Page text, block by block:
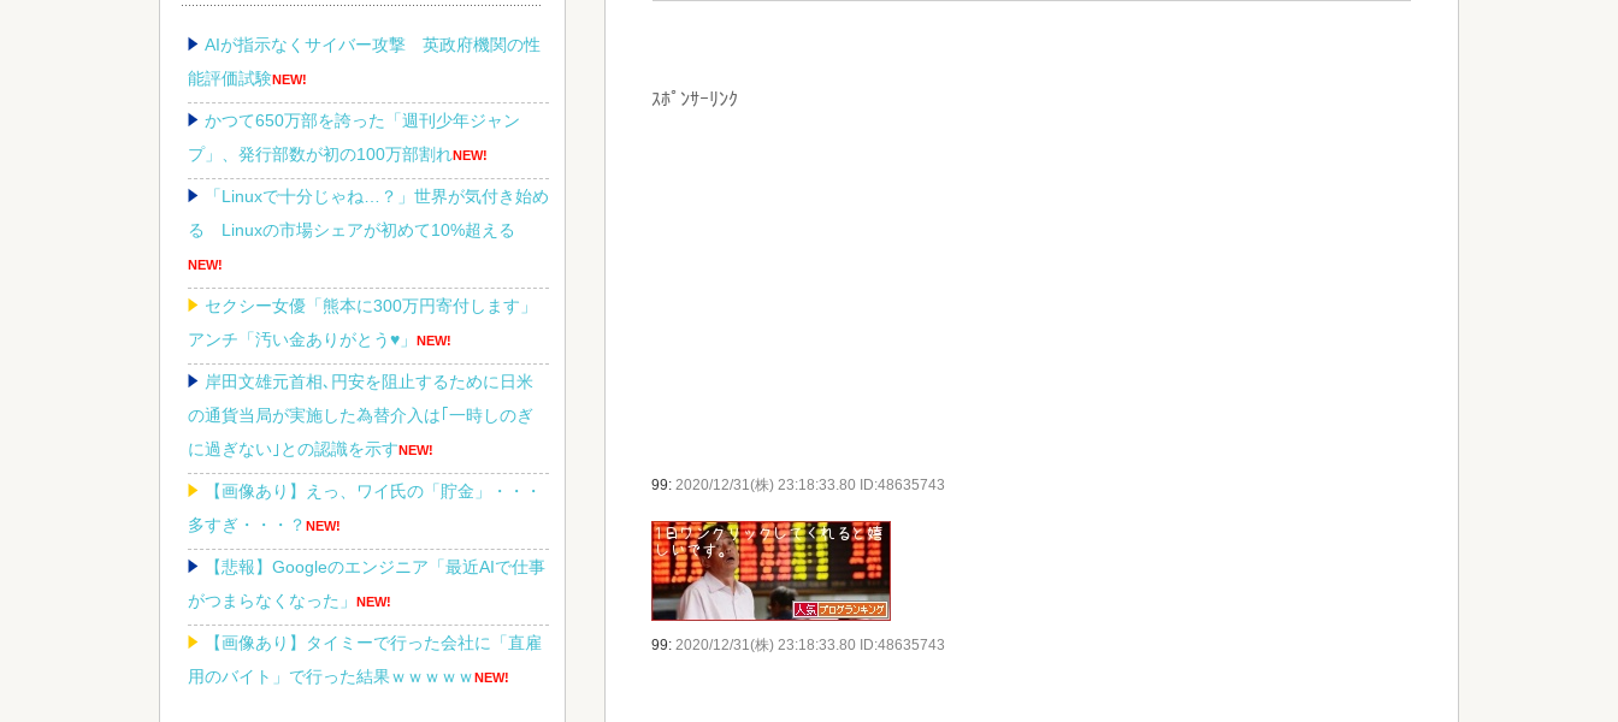
ｽﾎﾟﾝｻｰﾘﾝｸ
99: 2020/12/31(株) 23:18:33.80 ID:48635743
99: 2020/12/31(株) 23:18:33.80 ID:48635743
AIが指示なくサイバー攻撃 英政府機関の性
能評価試験NEW!
かつて650万部を誇った「週刊少年ジャン
プ」、発行部数が初の100万部割れNEW!
「Linuxで十分じゃね…？」世界が気付き始め
る Linuxの市場シェアが初めて10%超える
NEW!
セクシー女優「熊本に300万円寄付します」
アンチ「汚い金ありがとう♥」
NEW!
岸田文雄元首相､円安を阻止するために日米
の通貨当局が実施した為替介入は｢一時しのぎ
に過ぎない｣との認識を示すNEW!
【画像あり】えっ、ワイ氏の「貯金」・・・
多すぎ・・・？ NEW!
【悲報】Googleのエンジニア「最近AIで仕事
がつまらなくなった」
NEW!
【画像あり】タイミーで行った会社に「直雇
用のバイト」で行った結果ｗｗｗｗｗNEW!